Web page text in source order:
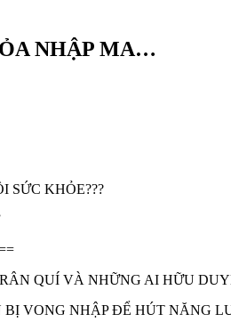
NHẬP MA…
SỨC KHỎE???
QUÍ VÀ NHỮNG AI HỮU
BỊ VONG NHẬP ĐỂ HÚT NĂNG